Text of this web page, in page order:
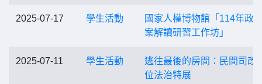
2025-07-17 學生活動
國家人權博物館「114年政
案解讀研習工作坊」
2025-07-11 學生活動
逃往最後的房間：民間司改
位法治特展